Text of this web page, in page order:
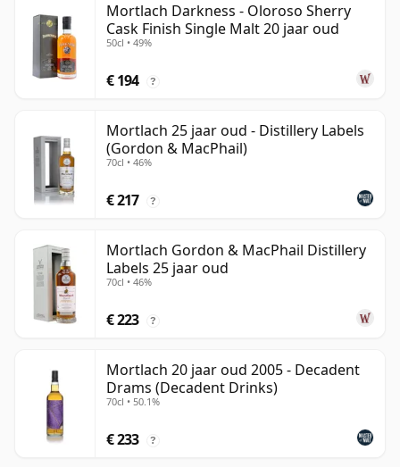
Mortlach Darkness - Oloroso Sherry
Cask Finish Single Malt 20 jaar oud
50cl • 49%
€ 194 ?
Mortlach 25 jaar oud - Distillery Labels
(Gordon & MacPhail)
70cl • 46%
€ 217 ?
Mortlach Gordon & MacPhail Distillery
Labels 25 jaar oud
70cl • 46%
€ 223 ?
Mortlach 20 jaar oud 2005 - Decadent
Drams (Decadent Drinks)
70cl • 50.1%
€ 233 ?